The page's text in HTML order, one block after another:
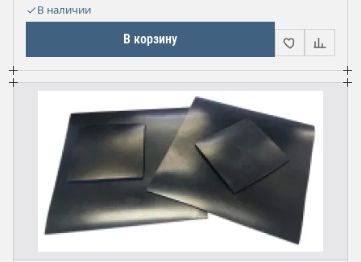
В наличии
В корзину